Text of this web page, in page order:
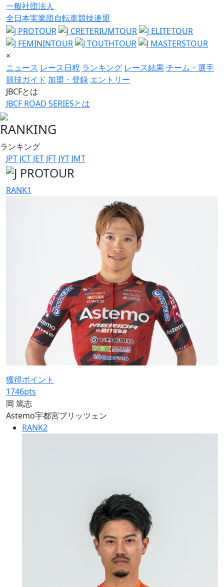
一般社団法人
全日本実業団自転車競技連盟
×
ニュース レース日程 ランキング レース結果チーム・選手
競技ガイド 加盟・登録 エントリー
JBCFとは
JBCF ROAD SERIESとは
RANKING
ランキング
JPT JCT JET JFT JYT JMT
RANK1
獲得ポイント
1746pts
岡 篤志
Astemo宇都宮ブリッツェン
RANK2